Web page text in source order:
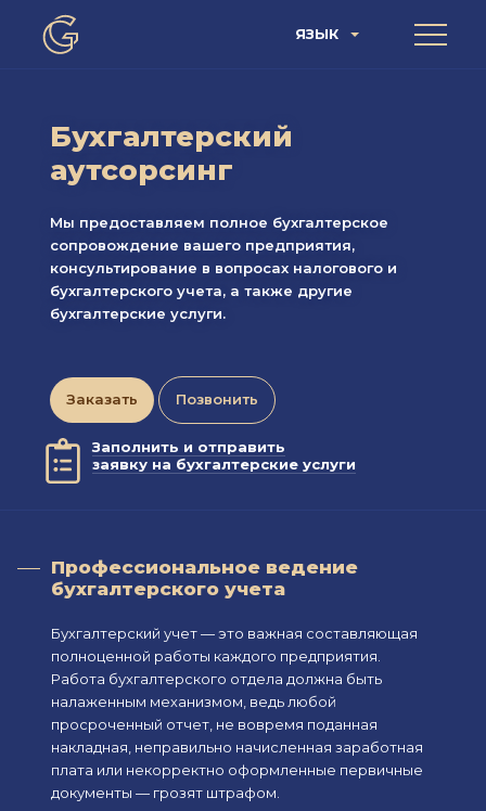
ЯЗЫК
Бухгалтерский
аутсорсинг
Мы предоставляем полное бухгалтерское
сопровождение вашего предприятия,
консультирование в вопросах налогового и
бухгалтерского учета, а также другие
бухгалтерские услуги.
Заказать Позвонить
Заполнить и отправить
заявку на бухгалтерские услуги
Профессиональное ведение
бухгалтерского учета
Бухгалтерский учет — это важная составляющая
полноценной работы каждого предприятия.
Работа бухгалтерского отдела должна быть
налаженным механизмом, ведь любой
просроченный отчет, не вовремя поданная
накладная, неправильно начисленная заработная
плата или некорректно оформленные первичные
документы — грозят штрафом.